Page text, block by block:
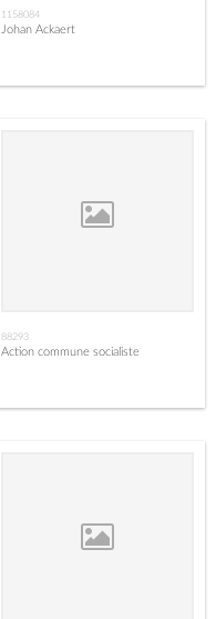
1158084
Johan Ackaert
88293
Action commune socialiste